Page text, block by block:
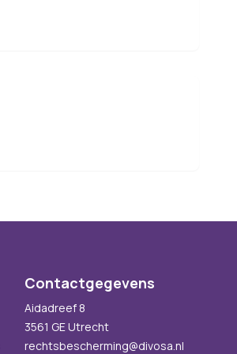
Contactgegevens
Aidadreef 8
3561 GE Utrecht
rechtsbescherming@divosa.nl